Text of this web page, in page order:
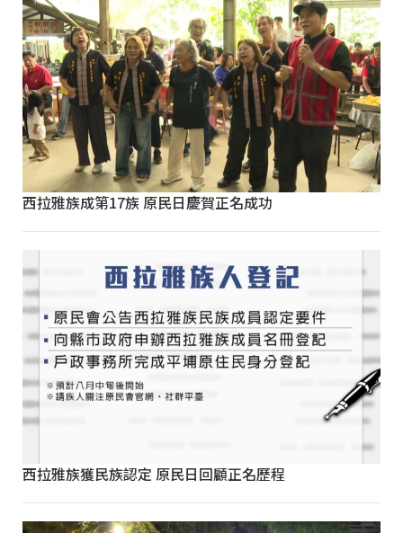
西拉雅族成第17族 原民日慶賀正名成功
西拉雅族獲民族認定 原民日回顧正名歷程